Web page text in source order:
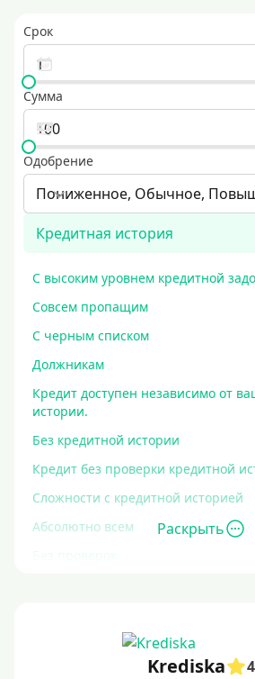
Срок
Сумма
Одобрение
Пониженное, Обычное,
Кредитная история
С высоким уровнем кредитной
Совсем пропащим
С черным списком
Должникам
Кредит доступен независимо от
истории.
Без кредитной истории
Кредит без проверки кредитной
Сложности с кредитной историей
Абсолютно всем
Без проверок
На карту без отказа
Раскрыть
Krediska
4